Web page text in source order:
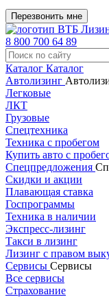
Перезвонить мне
8 800 700 64 89
Каталог Каталог
Автолизинг
Легковые
ЛКТ
Грузовые
Спецтехника
Техника с пробегом
Купить авто с
Спецпредложения
Скидки и акции
Плавающая ставка
Госпрограммы
Техника в наличии
Экспресс-лизинг
Такси в лизинг
Лизинг с правом
Сервисы Сервисы
Все сервисы
Страхование